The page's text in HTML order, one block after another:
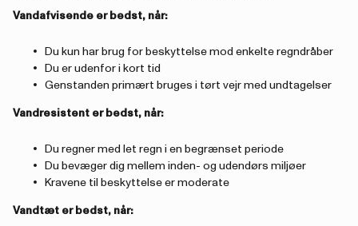
Vandafvisende er bedst, når:
Du kun har brug for beskyttelse mod enkelte regndråber
Du er udenfor i kort tid
Genstanden primært bruges i tørt vejr med undtagelser
Vandresistent er bedst, når:
Du regner med let regn i en begrænset periode
Du bevæger dig mellem inden- og udendørs miljøer
Kravene til beskyttelse er moderate
Vandtæt er bedst, når: